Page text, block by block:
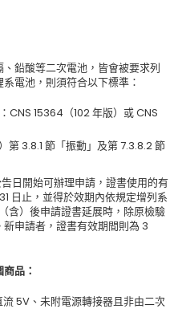
鉛酸等二次電池，皆會被要求列
電池，則須符合以下標準：
CNS 15364（102 年版）或 CNS
第 3.8.1 節「振動」及第 7.3.8.2 節
日開始可辦理申請，證書使用的有
日止，並得於效期內依規定增列系
含）後申請證書延展時，除原檢驗
申請者，證書有效期間則為 3
品：
5V、未附電源轉接器且非由二次